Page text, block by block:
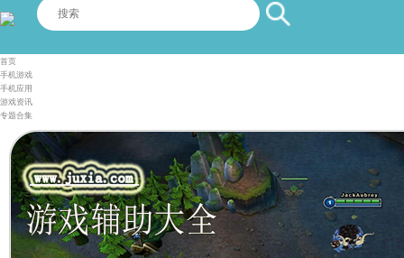
首页
手机游戏
手机应用
游戏资讯
专题合集